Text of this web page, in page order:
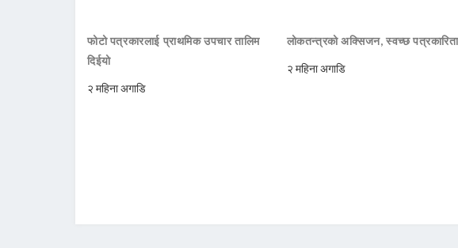
फोटो पत्रकारलाई प्राथमिक उपचार तालिम
दिईयो
२ महिना अगाडि
लोकतन्त्रको अक्सिजन, स्वच्छ पत्रकारिता
२ महिना अगाडि